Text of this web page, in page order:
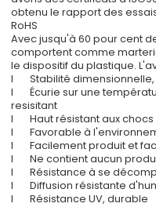
obtenu le rapport des
RoHS
Avec jusqu'à 60 pour cent
comportent comme
le dispositif du plastique.
l Stabilité dimensionnelle,
l Écurie sur une
resisitant
l Haut résistant aux chocs
l Favorable à
l Facilement produit et
l Ne contient aucun
l Résistance à se
l Diffusion résistante
l Résistance UV, durable